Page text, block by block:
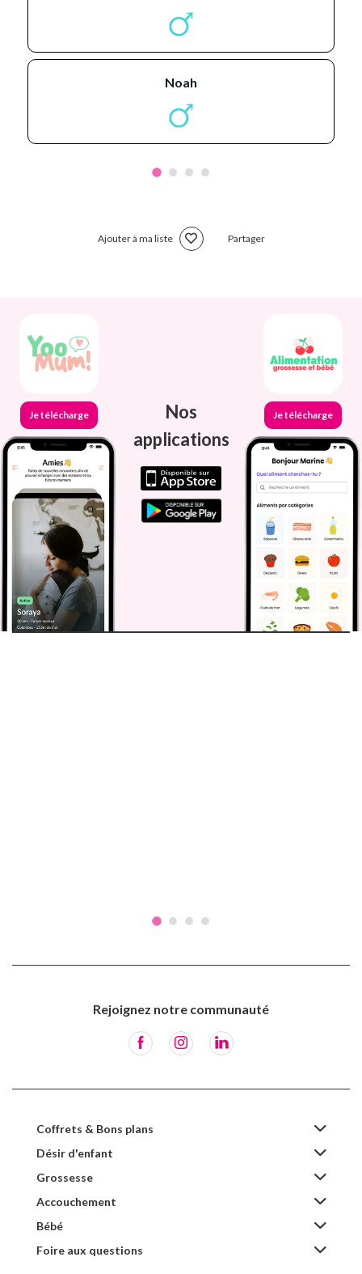
noah
Ajouter à ma liste Partager
Je télécharge
Nos
applications
Je télécharge
Rejoignez notre communauté
Coffrets & Bons plans
Désir d'enfant
Grossesse
Accouchement
Bébé
Foire aux questions